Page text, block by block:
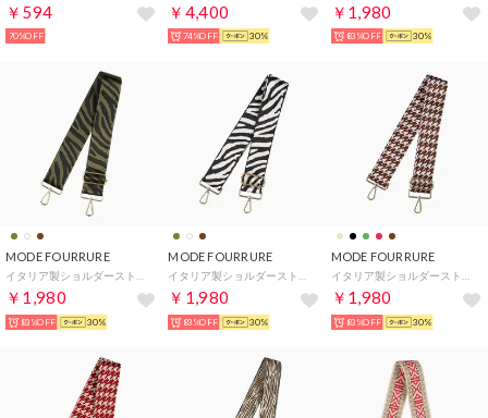
￥594
70%OFF
￥4,400
74%OFF 30%
￥1,980
83%OFF 30%
MODE FOURRURE
￥1,980
83%OFF 30%
MODE FOURRURE
￥1,980
83%OFF 30%
MODE FOURRURE
￥1,980
83%OFF 30%